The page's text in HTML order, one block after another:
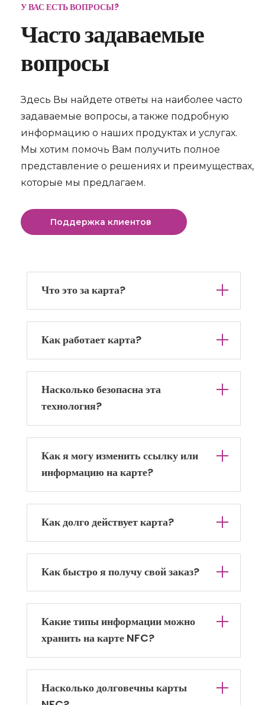
У ВАС ЕСТЬ ВОПРОСЫ?
Часто задаваемые
вопросы
Здесь Вы найдете ответы на наиболее часто
задаваемые вопросы, а также подробную
информацию о наших продуктах и услугах.
Мы хотим помочь Вам получить полное
представление о решениях и преимуществах,
которые мы предлагаем.
Поддержка клиентов
Что это за карта?
Как работает карта?
Насколько безопасна эта
технология?
Как я могу изменить ссылку или
информацию на карте?
Как долго действует карта?
Как быстро я получу свой заказ?
Какие типы информации можно
хранить на карте NFC?
Насколько долговечны карты